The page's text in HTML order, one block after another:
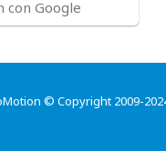
con Google
© Copyright 2009-